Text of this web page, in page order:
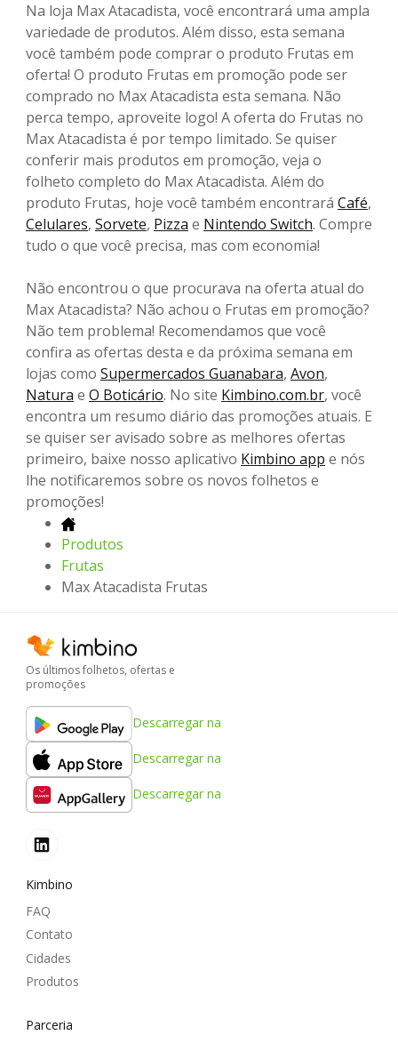
Na loja Max Atacadista, você encontrará uma ampla
variedade de produtos. Além disso, esta semana
você também pode comprar o produto Frutas em
oferta! O produto Frutas em promoção pode ser
comprado no Max Atacadista esta semana. Não
perca tempo, aproveite logo! A oferta do Frutas no
Max Atacadista é por tempo limitado. Se quiser
conferir mais produtos em promoção, veja o
folheto completo do Max Atacadista. Além do
produto Frutas, hoje você também encontrará Café,
Celulares, Sorvete, Pizza e Nintendo Switch. Compre
tudo o que você precisa, mas com economia!
Não encontrou o que procurava na oferta atual do
Max Atacadista? Não achou o Frutas em promoção?
Não tem problema! Recomendamos que você
confira as ofertas desta e da próxima semana em
lojas como Supermercados Guanabara, Avon,
Natura e O Boticário. No site Kimbino.com.br, você
encontra um resumo diário das promoções atuais. E
se quiser ser avisado sobre as melhores ofertas
primeiro, baixe nosso aplicativo Kimbino app e nós
lhe notificaremos sobre os novos folhetos e
promoções!
Produtos
Frutas
Max Atacadista Frutas
Os últimos folhetos, ofertas e
promoções
Descarregar na
Descarregar na
Descarregar na
Kimbino
FAQ
Contato
Cidades
Produtos
Parceria